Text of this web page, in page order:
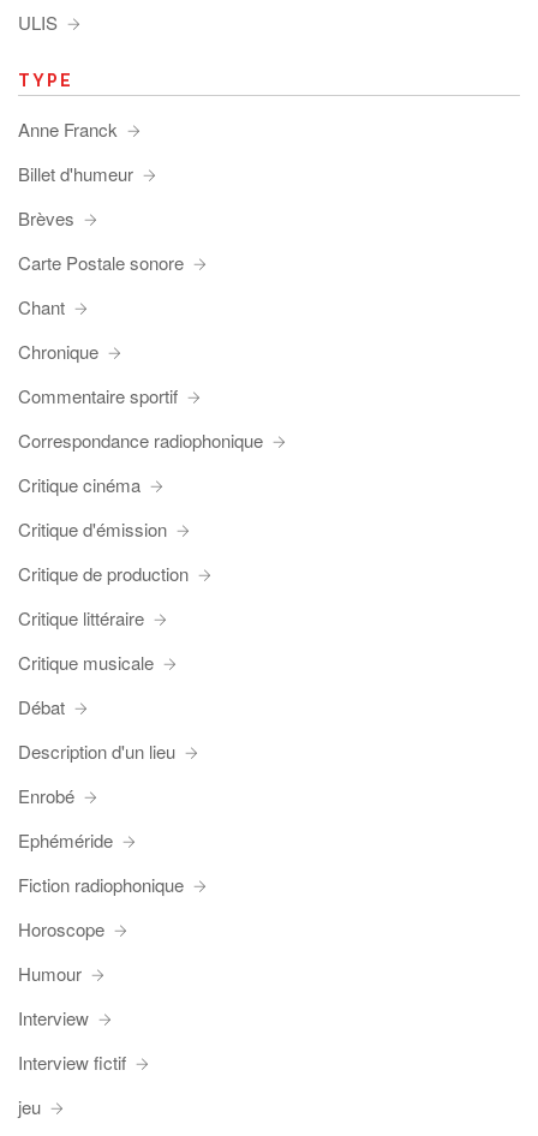
ULIS
TYPE
Anne Franck
Billet d'humeur
Brèves
Carte Postale sonore
Chant
Chronique
Commentaire sportif
Correspondance radiophonique
Critique cinéma
Critique d'émission
Critique de production
Critique littéraire
Critique musicale
Débat
Description d'un lieu
Enrobé
Ephéméride
Fiction radiophonique
Horoscope
Humour
Interview
Interview fictif
jeu